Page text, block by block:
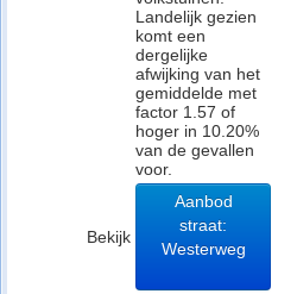
Landelijk gezien
komt een
dergelijke
afwijking van het
gemiddelde met
factor 1.57 of
hoger in 10.20%
van de gevallen
voor.
Bekijk
Aanbod
straat:
Westerweg